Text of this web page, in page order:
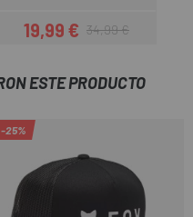
Precio
19,99 €Precio regular
34,99 €
ESTE PRODUCTO
-25%